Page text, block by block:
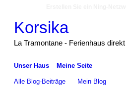
Korsika
La Tramontane - Ferienhaus
Unser Haus Meine Seite
Alle Blog-Beiträge Mein Blog